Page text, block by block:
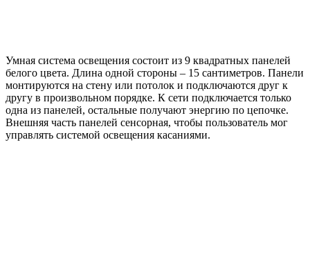
Умная система освещения состоит из 9 квадратных панелей
белого цвета. Длина одной стороны – 15 сантиметров. Панели
монтируются на стену или потолок и подключаются друг к
другу в произвольном порядке. К сети подключается только
одна из панелей, остальные получают энергию по цепочке.
Внешняя часть панелей сенсорная, чтобы пользователь мог
управлять системой освещения касаниями.